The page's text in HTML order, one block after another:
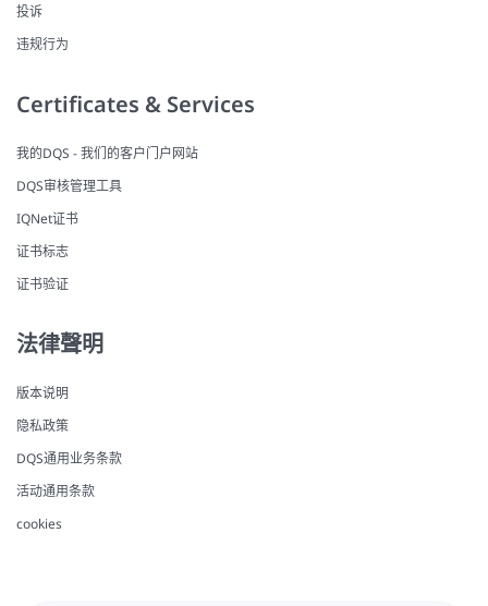
投诉
违规行为
Certificates & Services
我的DQS - 我们的客户门户网站
DQS审核管理工具
IQNet证书
证书标志
证书验证
法律聲明
版本说明
隐私政策
DQS通用业务条款
活动通用条款
cookies